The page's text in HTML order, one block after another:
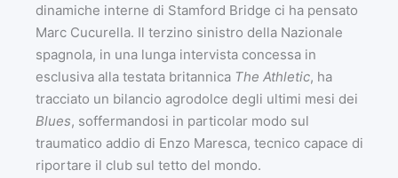
dinamiche interne di Stamford Bridge ci ha pensato
Marc Cucurella. Il terzino sinistro della Nazionale
spagnola, in una lunga intervista concessa in
esclusiva alla testata britannica The Athletic, ha
tracciato un bilancio agrodolce degli ultimi mesi dei
Blues, soffermandosi in particolar modo sul
traumatico addio di Enzo Maresca, tecnico capace di
riportare il club sul tetto del mondo.